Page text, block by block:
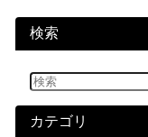
検索
カテゴリ